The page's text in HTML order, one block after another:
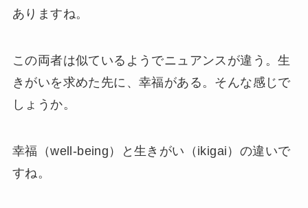
ありますね。
この両者は似ているようでニュアンスが違う。生
きがいを求めた先に、幸福がある。そんな感じで
しょうか。
幸福（well-being）と生きがい（ikigai）の違いで
すね。